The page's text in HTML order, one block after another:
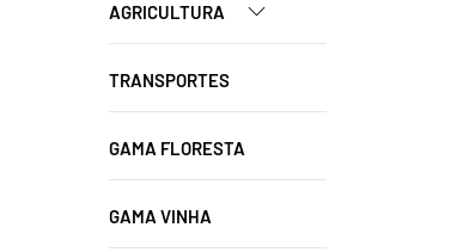
AGRICULTURA
TRANSPORTES
GAMA FLORESTA
GAMA VINHA